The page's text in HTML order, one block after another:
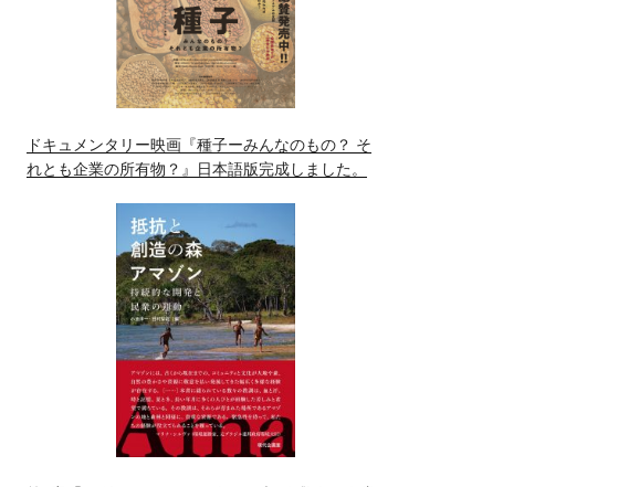
ドキュメンタリー映画『種子ーみんなのもの？ そ
れとも企業の所有物？』日本語版完成しました。